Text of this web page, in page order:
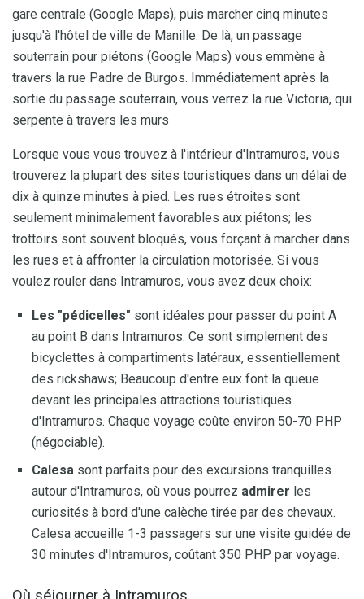
gare centrale (Google Maps), puis marcher cinq minutes
jusqu'à l'hôtel de ville de Manille. De là, un passage
souterrain pour piétons (Google Maps) vous emmène à
travers la rue Padre de Burgos. Immédiatement après la
sortie du passage souterrain, vous verrez la rue Victoria, qui
serpente à travers les murs
Lorsque vous vous trouvez à l'intérieur d'Intramuros, vous
trouverez la plupart des sites touristiques dans un délai de
dix à quinze minutes à pied. Les rues étroites sont
seulement minimalement favorables aux piétons; les
trottoirs sont souvent bloqués, vous forçant à marcher dans
les rues et à affronter la circulation motorisée. Si vous
voulez rouler dans Intramuros, vous avez deux choix:
Les "pédicelles" sont idéales pour passer du point A
au point B dans Intramuros. Ce sont simplement des
bicyclettes à compartiments latéraux, essentiellement
des rickshaws; Beaucoup d'entre eux font la queue
devant les principales attractions touristiques
d'Intramuros. Chaque voyage coûte environ 50-70 PHP
(négociable).
Calesa sont parfaits pour des excursions tranquilles
autour d'Intramuros, où vous pourrez admirer les
curiosités à bord d'une calèche tirée par des chevaux.
Calesa accueille 1-3 passagers sur une visite guidée de
30 minutes d'Intramuros, coûtant 350 PHP par voyage.